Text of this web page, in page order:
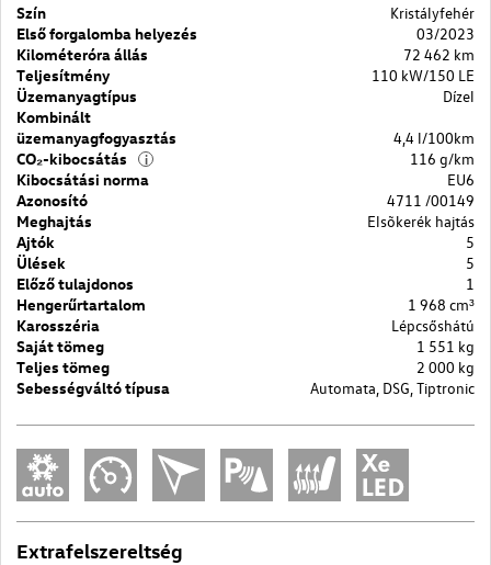
Szín
Kristályfehér
Első forgalomba helyezés
03/2023
Kilométeróra állás
72 462 km
Teljesítmény
110 kW/150 LE
Üzemanyagtípus
Dízel
Kombinált
üzemanyagfogyasztás
4,4 l/100km
CO₂-kibocsátás
i
116 g/km
Kibocsátási norma
EU6
Azonosító
4711 /00149
Meghajtás
Elsõkerék hajtás
Ajtók
5
Ülések
5
Előző tulajdonos
1
Hengerűrtartalom
1 968 cm³
Karosszéria
Lépcsőshátú
Saját tömeg
1 551 kg
Teljes tömeg
2 000 kg
Sebességváltó típusa
Automata, DSG, Tiptronic
Extrafelszereltség